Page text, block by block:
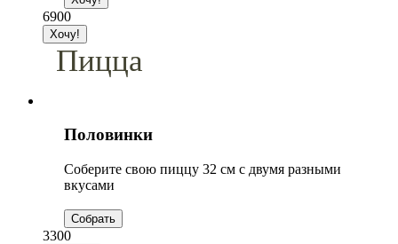
6900
Пицца
Половинки
Соберите свою пиццу 32 см с двумя разными
вкусами
3300